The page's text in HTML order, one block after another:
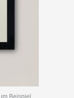
Beispiel